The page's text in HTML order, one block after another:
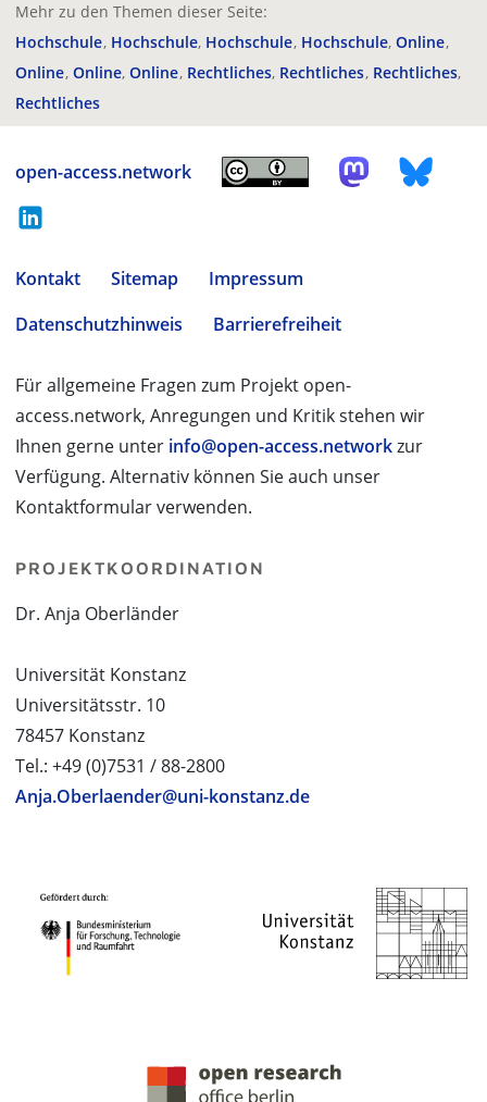
Mehr zu den Themen dieser Seite:
Hochschule Hochschule Hochschule Hochschule Online
Online Online Online Rechtliches Rechtliches Rechtliches
Rechtliches
open-access.network
Kontakt Sitemap
Impressum
Datenschutzhinweis
Barrierefreiheit
Für allgemeine Fragen zum Projekt open-
access.network, Anregungen und Kritik stehen wir
Ihnen gerne unter info@open-access.networkzur
Verfügung. Alternativ können Sie auch unser
Kontaktformular verwenden.
PROJEKTKOORDINATION
Dr. Anja Oberländer
Universität Konstanz
Universitätsstr. 10
78457 Konstanz
Tel.: +49 (0)7531 / 88-2800
Anja.Oberlaender@uni-konstanz.de